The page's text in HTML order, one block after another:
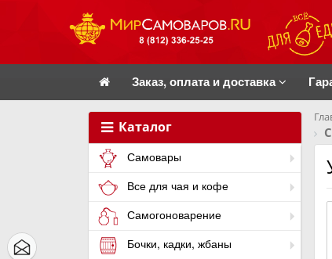
Заказ, оплата и доставка
Каталог
Самовары
Все для чая и кофе
Самогоноварение
Бочки, кадки, жбаны